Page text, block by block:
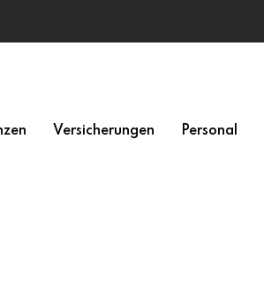
Versicherungen Personal